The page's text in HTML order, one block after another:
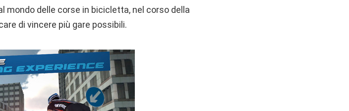
mondo delle corse in bicicletta, nel corso della
di vincere più gare possibili.